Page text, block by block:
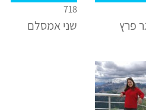
פרץ
718
שני אמסלם